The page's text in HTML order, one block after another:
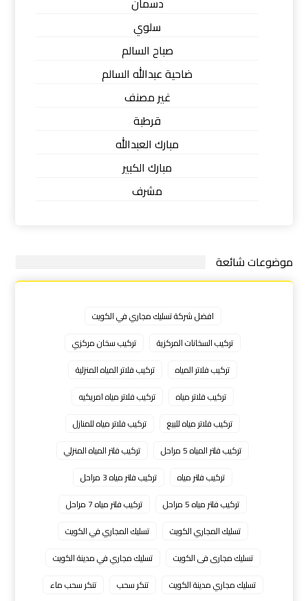
سلوي
صباح السالم
ضاحية عبدالله السالم
غير مصنف
قرطبة
مبارك العبدالله
مبارك الكبير
مشرف
موضوعات شائعة
افضل شركة تسليك مجاري في الكويت
تركيب السخانات المركزية
تركيب سخان مركزي
تركيب فلاتر المياه
تركيب فلاتر المياه المنزلية
تركيب فلاتر مياه
تركيب فلاتر مياه امريكيه
تركيب فلاتر مياه للبيع
تركيب فلاتر مياه للمنازل
تركيب فلتر المياه 5 مراحل
تركيب فلتر المياه المنزلي
تركيب فلتر مياه
تركيب فلتر مياه 3 مراحل
تركيب فلتر مياه 5 مراحل
تركيب فلتر مياه 7 مراحل
تسليك المجاري الكويت
تسليك المجاري في الكويت
تسليك مجارى فى الكويت
تسليك مجاري في مدينة الكويت
تسليك مجاري مدينة الكويت
تنكر سحب
تنكر سحب ماء